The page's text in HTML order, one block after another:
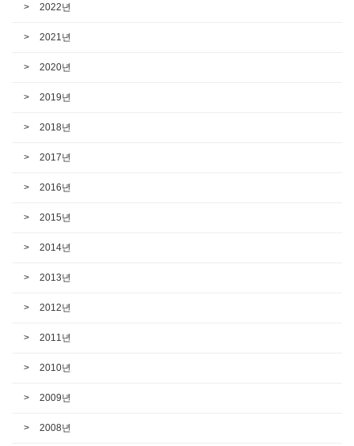
2022년
2021년
2020년
2019년
2018년
2017년
2016년
2015년
2014년
2013년
2012년
2011년
2010년
2009년
2008년